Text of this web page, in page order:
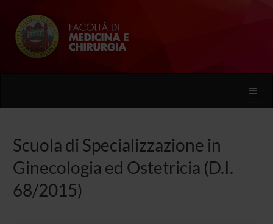
Toggle
Scuola di Specializzazione in
Ginecologia ed Ostetricia (D.I.
68/2015)